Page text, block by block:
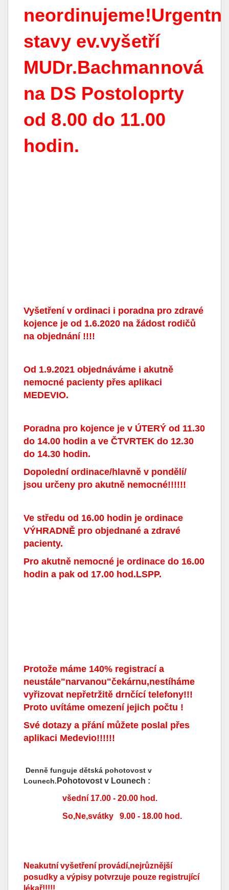
neordinujeme!Urgentní
stavy ev.vyšetří
MUDr.Bachmannová
na DS Postoloprty
od 8.00 do 11.00
hodin.
Vyšetření v ordinaci i poradna pro zdravé
kojence je od 1.6.2020 na žádost rodičů
na objednání !!!!
Od 1.9.2021 objednáváme i akutně
nemocné pacienty přes aplikaci
MEDEVIO.
Poradna pro kojence je v ÚTERÝ od 11.30
do 14.00 hodin a ve ČTVRTEK do 12.30
do 14.30 hodin.
Dopolední ordinace/hlavně v pondělí/
jsou určeny pro akutně nemocné!!!!!!
Ve středu od 16.00 hodin je ordinace
VÝHRADNĚ pro objednané a zdravé
pacienty.
Pro akutně nemocné je ordinace do 16.00
hodin a pak od 17.00 hod.LSPP.
Protože máme 140% registrací a
neustále"narvanou"čekárnu,nestíháme
vyřizovat nepřetržitě drnčící telefony!!!
Proto uvítáme omezení jejich počtu !
Své dotazy a přání můžete poslal přes
aplikaci Medevio!!!!!!
Denně funguje dětská pohotovost v
Lounech. Pohotovost v Lounech :
všední 17.00 - 20.00 hod.
So,Ne,svátky 9.00 - 18.00 hod.
Neakutní vyšetření provádí,nejrůznější
posudky a výpisy potvrzuje pouze registrující
lékař!!!!!